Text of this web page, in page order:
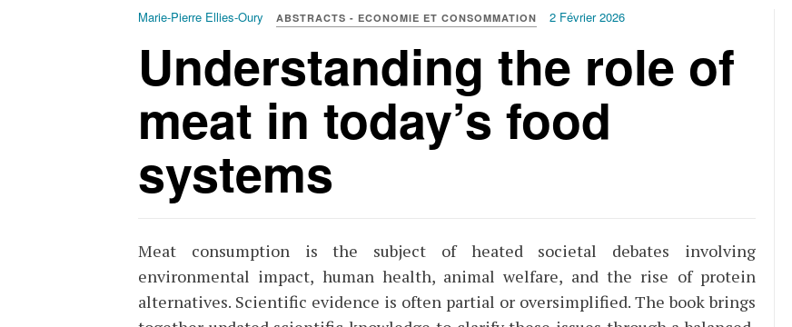
Marie-Pierre Ellies-Oury ABSTRACTS - ECONOMIE ET CONSOMMATION 2 Février 2026
Understanding the role of
meat in today’s food
systems
Meat consumption is the subject of heated societal debates involving
environmental impact, human health, animal welfare, and the rise of protein
alternatives. Scientific evidence is often partial or oversimplified. The book brings